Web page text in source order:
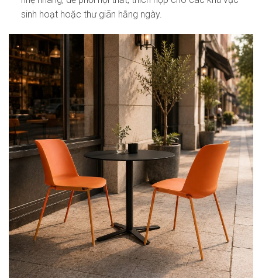
sinh hoạt hoặc thư giãn hằng ngày.